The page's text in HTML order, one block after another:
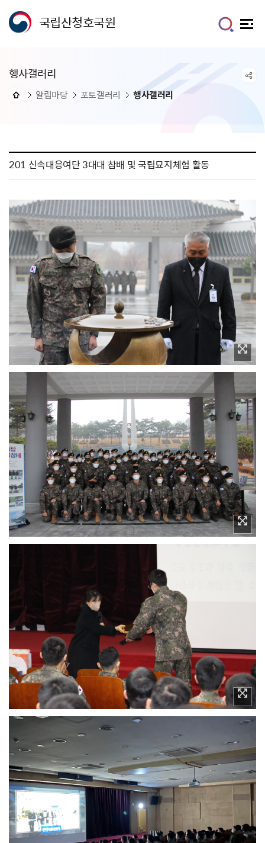
국립산청호국원
행사갤러리
알림마당 포토갤러리 행사갤러리
201 신속대응여단 3대대 참배 및 국립묘지체험 활동